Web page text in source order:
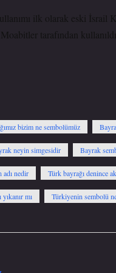
ilk olarak eski İsrail
tarafından
bizim ne sembolümüz
neyin simgesidir Bayrak
adı nedir Türk bayrağı denince
mı Türkiyenin sembolü